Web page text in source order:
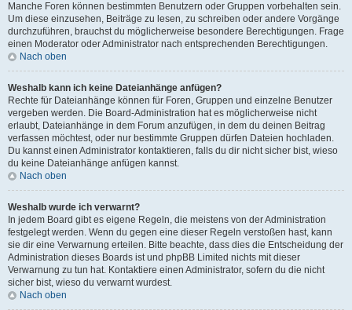
Manche Foren können bestimmten Benutzern oder Gruppen vorbehalten sein.
Um diese einzusehen, Beiträge zu lesen, zu schreiben oder andere Vorgänge
durchzuführen, brauchst du möglicherweise besondere Berechtigungen. Frage
einen Moderator oder Administrator nach entsprechenden Berechtigungen.
Nach oben
Weshalb kann ich keine Dateianhänge anfügen?
Rechte für Dateianhänge können für Foren, Gruppen und einzelne Benutzer
vergeben werden. Die Board-Administration hat es möglicherweise nicht
erlaubt, Dateianhänge in dem Forum anzufügen, in dem du deinen Beitrag
verfassen möchtest, oder nur bestimmte Gruppen dürfen Dateien hochladen.
Du kannst einen Administrator kontaktieren, falls du dir nicht sicher bist, wieso
du keine Dateianhänge anfügen kannst.
Nach oben
Weshalb wurde ich verwarnt?
In jedem Board gibt es eigene Regeln, die meistens von der Administration
festgelegt werden. Wenn du gegen eine dieser Regeln verstoßen hast, kann
sie dir eine Verwarnung erteilen. Bitte beachte, dass dies die Entscheidung der
Administration dieses Boards ist und phpBB Limited nichts mit dieser
Verwarnung zu tun hat. Kontaktiere einen Administrator, sofern du die nicht
sicher bist, wieso du verwarnt wurdest.
Nach oben